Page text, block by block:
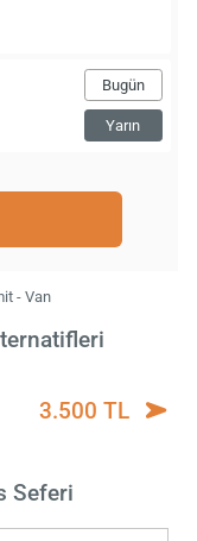
Bugün
Yarın
- Van
3.500 TL
Seferi